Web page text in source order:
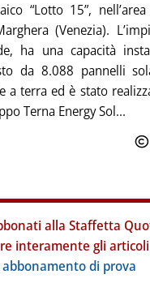
“Lotto 15”,
(Venezia).
ha una capacità
da 8.088 pannelli
a terra ed è stato
Terna Energy Sol...
alla Staffetta
interamente gli
di prova